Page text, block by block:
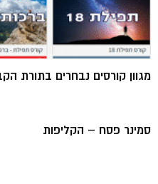
מגוון קורסים נבחרים בתורת
סמינר פסח – הקליפות